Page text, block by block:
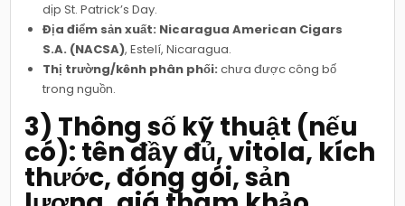
dịp St. Patrick’s Day.
Địa điểm sản xuất: Nicaragua American Cigars
S.A. (NACSA), Estelí, Nicaragua.
Thị trường/kênh phân phối: chưa được công bố
trong nguồn.
3) Thông số kỹ thuật (nếu
có): tên đầy đủ, vitola, kích
thước, đóng gói, sản